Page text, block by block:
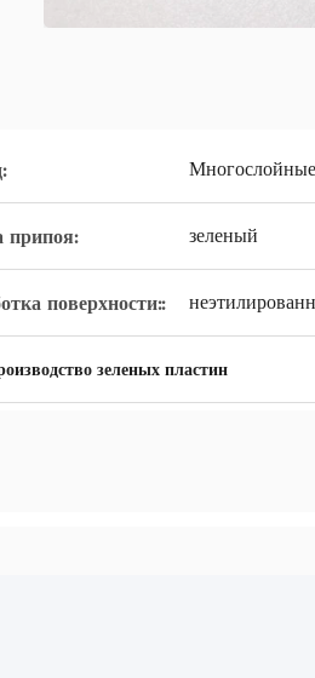
Многослойные
припоя: зеленый
поверхности::
зеленых пластин